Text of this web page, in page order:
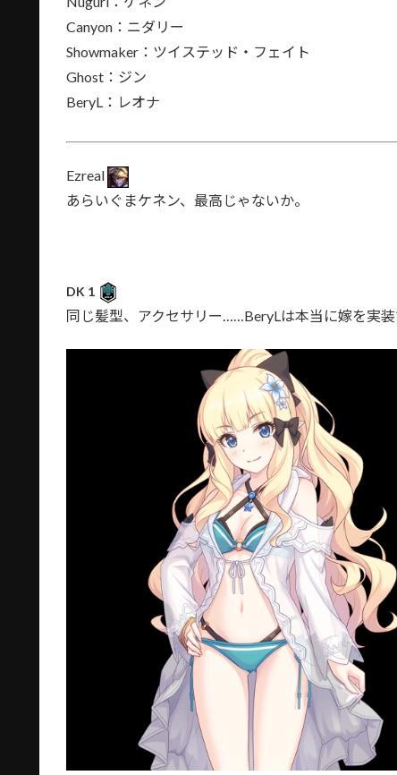
Canyon：ニダリー
Showmaker：ツイステッド・フェイト
Ghost：ジン
BeryL：レオナ
Ezreal
あらいぐまケネン、最高じゃないか。
DK 1
同じ髪型、アクセサリー……BeryLは本当に嫁を実